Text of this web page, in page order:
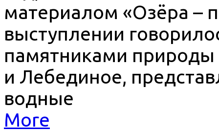
материалом «Озёра –
выступлении
памятниками природы
и Лебединое,
водные
More